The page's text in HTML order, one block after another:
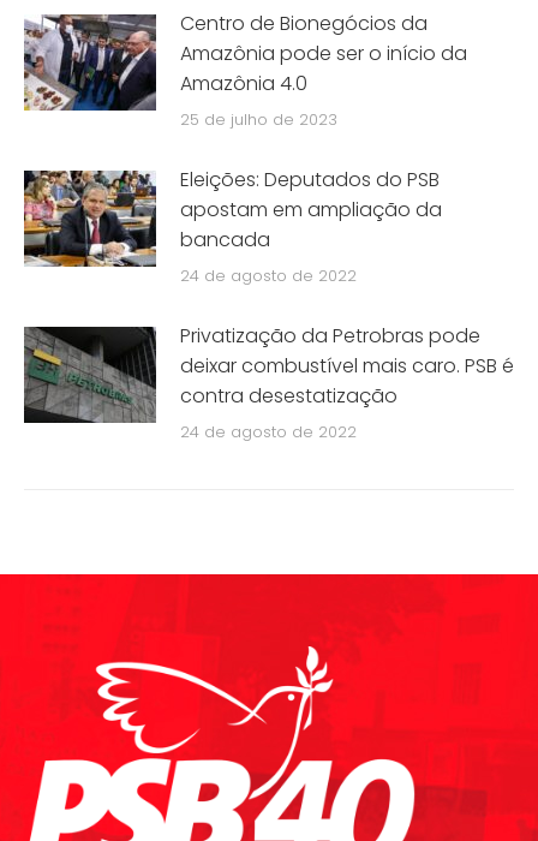
Centro de Bionegócios da
Amazônia pode ser o início da
Amazônia 4.0
25 de julho de 2023
Eleições: Deputados do PSB
apostam em ampliação da
bancada
24 de agosto de 2022
Privatização da Petrobras pode
deixar combustível mais caro. PSB é
contra desestatização
24 de agosto de 2022